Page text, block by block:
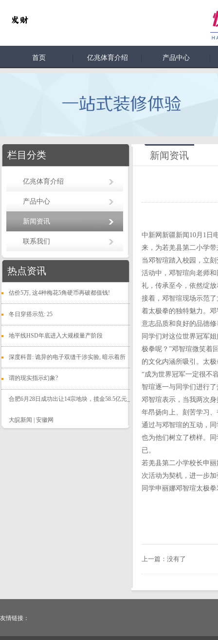
首页 亿兆体育介绍 产品中心
栏目分类
亿兆体育介绍
产品中心
新闻资讯
联系我们
热点资讯
估价5万, 这4种梅花5角硬币再破都值钱!
冬日穿搭示范: 25
地平线HSD年底进入大规模量产阶段
深度科普: 诡异的电子双缝干涉实验, 暗示着所
谓的现实指示幻象?
合肥6月28日成功出让14宗地块，揽金58.5亿元_
大皖新闻 | 安徽网
新闻资讯
中新网新疆新闻10月1日
来，为若羌县第二小学
当邓智瑄踏入校园，立
活动中，邓智瑄向老师
礼，传承至今，依然绽
接着，邓智瑄现场示范
着太极拳的独特魅力。
意志品质和良好的品德修
同学们对这位世界冠军
极拳呢？”邓智瑄微笑着
的文化内涵所吸引。太
“成为世界冠军一定很不
智瑄逐一与同学们进行
邓智瑄表示，当我两次
年昂扬向上、刻苦学习
通过与邓智瑄的互动，
也为他们树立了榜样。
已。
若羌县第二小学校长申
次活动为契机，进一步
同学申丽娜邓智瑄太极
上一篇：没有了
友情链接：